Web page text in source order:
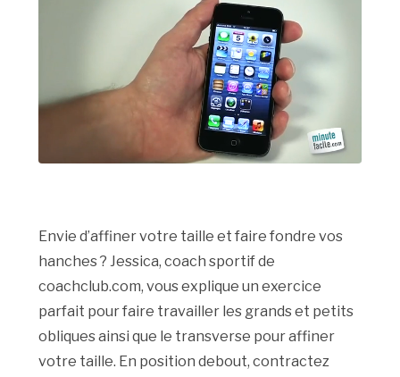
Envie d’affiner votre taille et faire fondre vos
hanches ? Jessica, coach sportif de
coachclub.com, vous explique un exercice
parfait pour faire travailler les grands et petits
obliques ainsi que le transverse pour affiner
votre taille. En position debout, contractez